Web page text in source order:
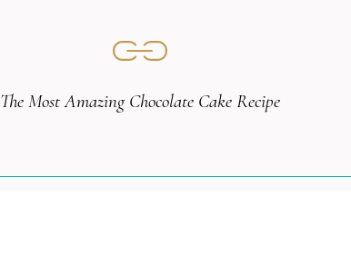
The Most Amazing Chocolate Cake Recipe